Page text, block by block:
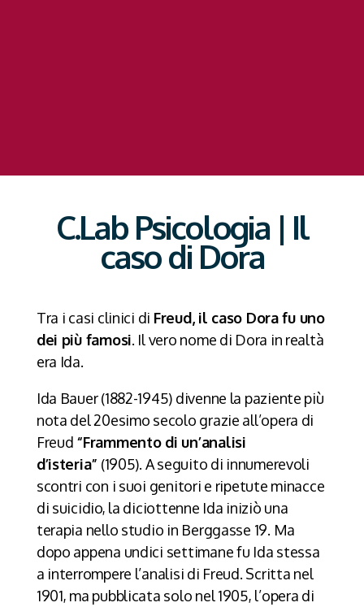
C.Lab Psicologia | Il
caso di Dora
Tra i casi clinici di Freud, il caso Dora fu uno
dei più famosi. Il vero nome di Dora in realtà
era Ida.
Ida Bauer (1882-1945) divenne la paziente più
nota del 20esimo secolo grazie all’opera di
Freud “Frammento di un’analisi
d’isteria” (1905). A seguito di innumerevoli
scontri con i suoi genitori e ripetute minacce
di suicidio, la diciottenne Ida iniziò una
terapia nello studio in Berggasse 19. Ma
dopo appena undici settimane fu Ida stessa
a interrompere l’analisi di Freud. Scritta nel
1901, ma pubblicata solo nel 1905, l’opera di